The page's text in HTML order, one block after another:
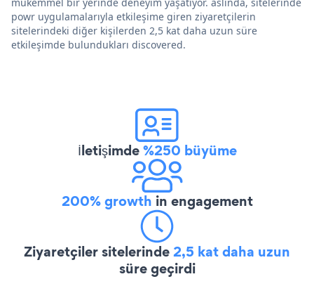
powr uygulamalarıyla etkileşime giren ziyaretçilerin
sitelerindeki diğer kişilerden 2,5 kat daha uzun süre
etkileşimde bulundukları discovered.
İletişimde%250 büyüme
200% growth in engagement
Ziyaretçiler sitelerinde2,5 kat daha uzun
süre geçirdi